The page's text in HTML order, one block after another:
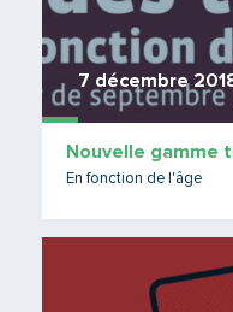
7 décembre
Nouvelle gamme
En fonction de l'âge